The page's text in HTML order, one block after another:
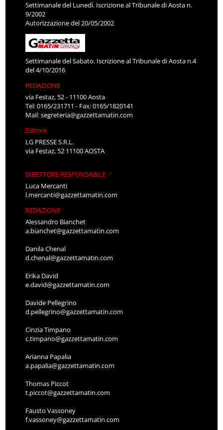
Settimanale del Lunedì. Iscrizione al Tribunale di Aosta n.
9/2002
Autorizzazione del 20/05/2002
Settimanale del Sabato. Iscrizione al Tribunale di Aosta n.4
del 4/10/2016
REDAZIONE
via Festaz, 52 - 11100 Aosta
Tel: 0165/231711 - Fax: 0165/1820141
Mail:segreteria@gazzettamatin.com
Editore
LG PRESSE S.R.L.
via Festaz, 52 11100 AOSTA
DIRETTORE RESPONSABILE
Luca Mercanti
l.mercanti@gazzettamatin.com
REDAZIONE
Alessandro Bianchet
a.bianchet@gazzettamatin.com
Danila Chenal
d.chenal@gazzettamatin.com
Erika David
e.david@gazzettamatin.com
Davide Pellegrino
d.pellegrino@gazzettamatin.com
Cinzia Timpano
c.timpano@gazzettamatin.com
Arianna Papalia
a.papalia@gazzettamatin.com
Thomas Piccot
t.piccot@gazzettamatin.com
Fausto Vassoney
f.vassoney@gazzettamatin.com